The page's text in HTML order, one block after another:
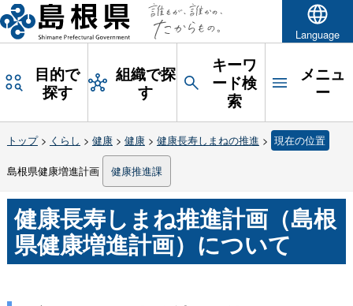
Language
目的で
探す
組織で探
す
キーワ
ード検
索
メニュ
ー
トップ> くらし > 健康> 健康> 健康長寿しまねの推進 > 現在の位置
島根県健康増進計画 健康推進課
健康長寿しまね推進計画（島根
県健康増進計画）について